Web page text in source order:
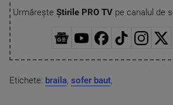
Urmărește Știrile PRO TVpe canalul de
Etichete: braila, sofer baut,